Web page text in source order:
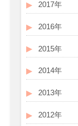
2017年
2016年
2015年
2014年
2013年
2012年